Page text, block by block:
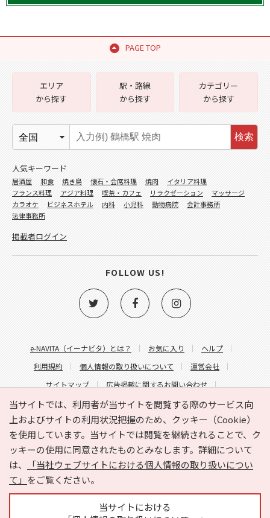
PAGE TOP
当サイトでは、利用者が当サイトを閲覧する際のサービス向
上およびサイトの利用状況把握のため、クッキー（Cookie）
を使用しています。当サイトでは閲覧を継続されることで、ク
ッキーの使用に同意されたものとみなします。詳細について
は、
「当社ウェブサイトにおける個人情報の取り扱いについ
て」 をご覧ください。
当サイトにおける
e-NAVITA（イーナビタ）とは？ お気に入り
ヘルプ
利用規約
個人情報の取り扱いについて
運営会社
サイトマップ
広告掲載に関するお問い合わせ
サイトの内容に関するお問い合わせ
エリア
から探す
駅・路線
から探す
カテゴリー
から探す
検索
人気キーワード
居酒屋 和食 焼き鳥 懐石・会席料理 焼肉
イタリア料理
フランス料理
アジア料理 喫茶・カフェ リラクゼーション
マッサージ
カラオケ
ビジネスホテル 内科 小児科 動物病院
会計事務所
法律事務所
掲載者ログイン
FOLLOW US!
Copyright © HYOJITO.Co.,Ltd. All Rights Reserved.